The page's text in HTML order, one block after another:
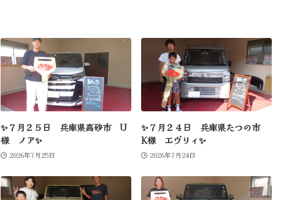
✨７月２５日 兵庫県高砂市 U
様 ノア✨
2026年7月25日
✨７月２４日 兵庫県たつの市
K様 エヴリィ✨
2026年7月24日